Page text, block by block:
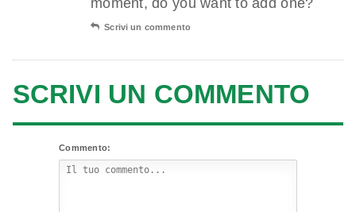
Scrivi un commento
SCRIVI UN COMMENTO
Commento: